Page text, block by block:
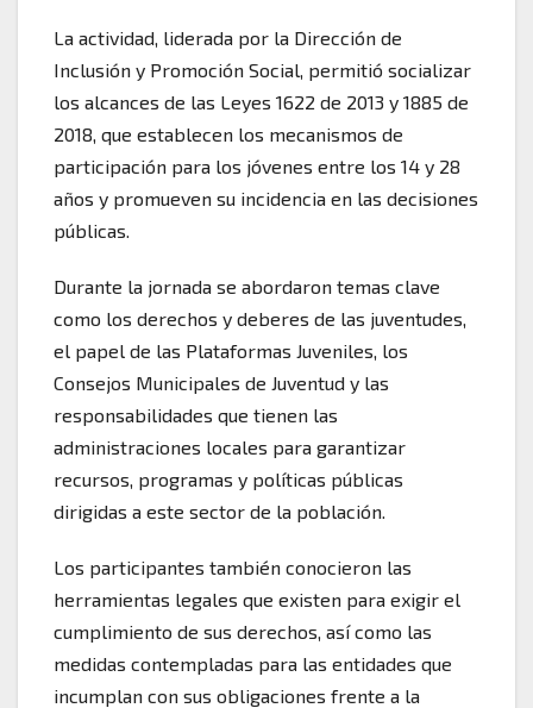
La actividad, liderada por la Dirección de
Inclusión y Promoción Social, permitió socializar
los alcances de las Leyes 1622 de 2013 y 1885 de
2018, que establecen los mecanismos de
participación para los jóvenes entre los 14 y 28
años y promueven su incidencia en las decisiones
públicas.
Durante la jornada se abordaron temas clave
como los derechos y deberes de las juventudes,
el papel de las Plataformas Juveniles, los
Consejos Municipales de Juventud y las
responsabilidades que tienen las
administraciones locales para garantizar
recursos, programas y políticas públicas
dirigidas a este sector de la población.
Los participantes también conocieron las
herramientas legales que existen para exigir el
cumplimiento de sus derechos, así como las
medidas contempladas para las entidades que
incumplan con sus obligaciones frente a la